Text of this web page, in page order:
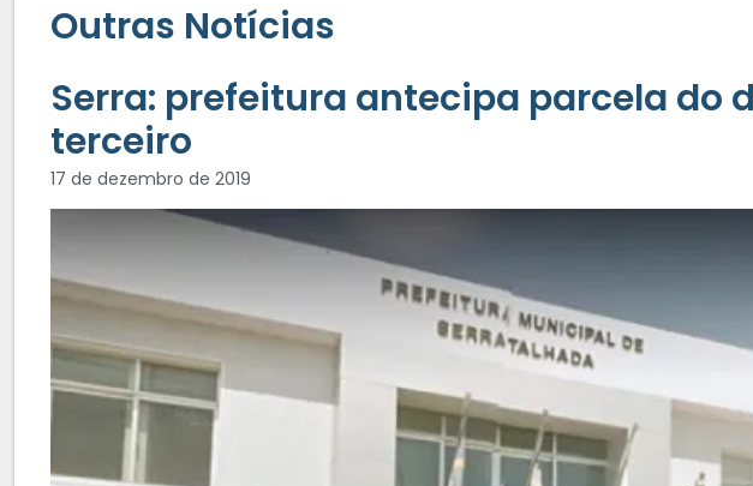
Outras Notícias
Serra: prefeitura antecipa parcela do
terceiro
17 de dezembro de 2019